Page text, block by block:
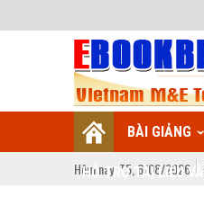
BÀI GIẢNG
HỖ TRỢ TÀI LIỆU
Hôm nay: T5, 6/08/2026